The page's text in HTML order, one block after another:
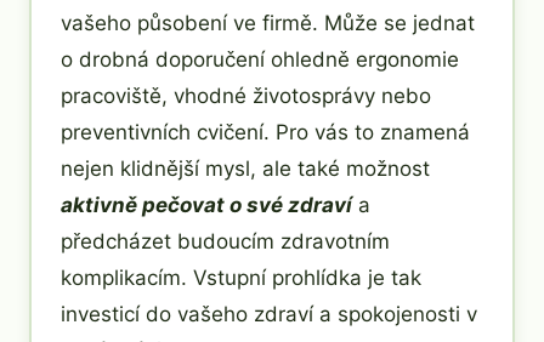
vašeho působení ve firmě. Může se jednat
o drobná doporučení ohledně ergonomie
pracoviště, vhodné životosprávy nebo
preventivních cvičení. Pro vás to znamená
nejen klidnější mysl, ale také možnost
aktivně pečovat o své zdravía
předcházet budoucím zdravotním
komplikacím. Vstupní prohlídka je tak
investicí do vašeho zdraví a spokojenosti v